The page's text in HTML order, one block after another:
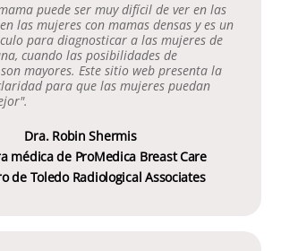
puede ser muy difícil de ver en las
las mujeres con mamas densas y es un
para diagnosticar a las mujeres de
cuando las posibilidades de
mayores. Este sitio web presenta la
para que las mujeres puedan
Dra. Robin Shermis
médica de ProMedica Breast Care
de Toledo Radiological Associates